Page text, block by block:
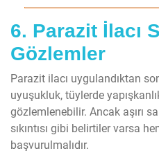
6. Parazit İlacı
Gözlemler
Parazit ilacı uygulandıktan
uyuşukluk, tüylerde
gözlemlenebilir. Ancak aşırı
sıkıntısı gibi belirtiler varsa
başvurulmalıdır.